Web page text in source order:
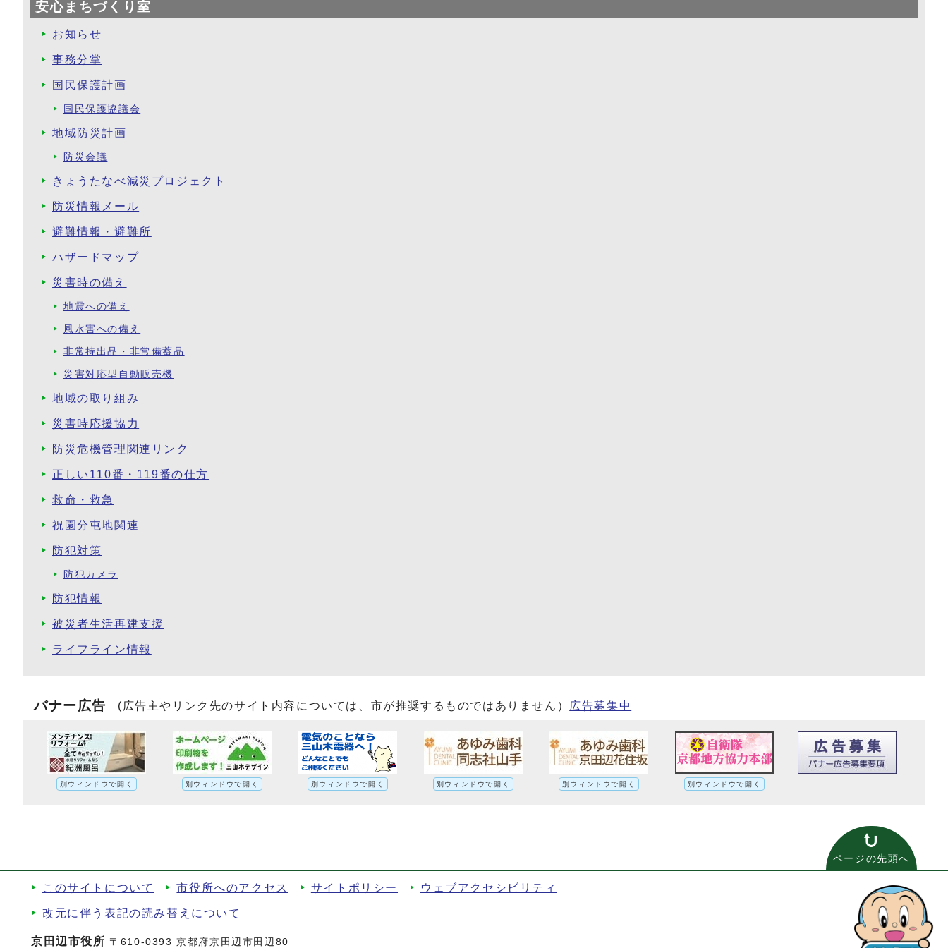
安心まちづくり室
お知らせ
事務分掌
国民保護計画
国民保護協議会
地域防災計画
防災会議
きょうたなべ減災プロジェクト
防災情報メール
避難情報・避難所
ハザードマップ
災害時の備え
地震への備え
風水害への備え
非常持出品・非常備蓄品
災害対応型自動販売機
地域の取り組み
災害時応援協力
防災危機管理関連リンク
正しい110番・119番の仕方
救命・救急
祝園分屯地関連
防犯対策
防犯カメラ
防犯情報
被災者生活再建支援
ライフライン情報
バナー広告 (広告主やリンク先のサイト内容については、市が推奨するものではありません） 広告募集中
別ウィンドウで開く 別ウィンドウで開く 別ウィンドウで開く 別ウィンドウで開く 別ウィンドウで開く 別ウィンドウで開く
ページの先頭へ
このサイトについて 市役所へのアクセス サイトポリシー ウェブアクセシビリティ
改元に伴う表記の読み替えについて
京田辺市役所 〒610-0393 京都府京田辺市田辺80